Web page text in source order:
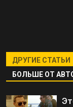
ДРУГИЕ СТАТЬИ
БОЛЬШЕ ОТ